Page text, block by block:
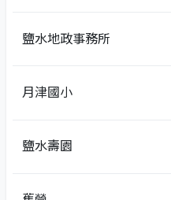
鹽水地政事務所
月津國小
鹽水壽園